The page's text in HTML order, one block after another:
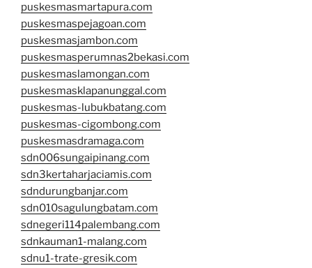
puskesmasmartapura.com
puskesmaspejagoan.com
puskesmasjambon.com
puskesmasperumnas2bekasi.com
puskesmaslamongan.com
puskesmasklapanunggal.com
puskesmas-lubukbatang.com
puskesmas-cigombong.com
puskesmasdramaga.com
sdn006sungaipinang.com
sdn3kertaharjaciamis.com
sdndurungbanjar.com
sdn010sagulungbatam.com
sdnegeri114palembang.com
sdnkauman1-malang.com
sdnu1-trate-gresik.com